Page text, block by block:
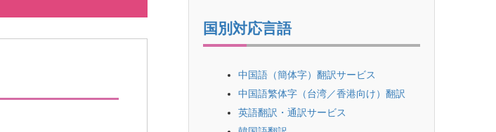
国別対応言語
中国語（簡体字）翻訳サービス
中国語繁体字（台湾／香港向け）翻訳
英語翻訳・通訳サービス